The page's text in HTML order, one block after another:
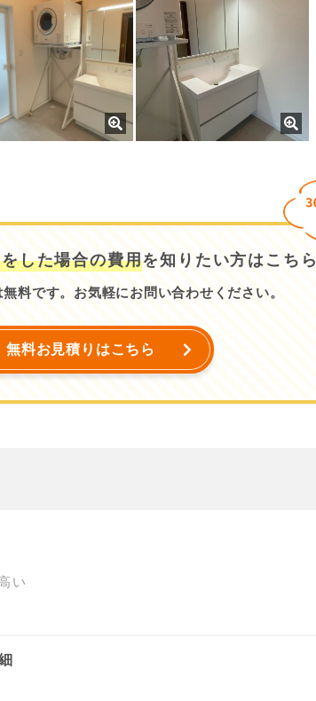
した場合の費用を知りたい方はこちら
料です。お気軽にお問い合わせください。
無料お見積りはこちら
い